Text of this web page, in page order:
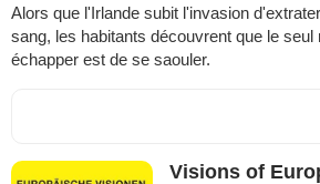
Alors que l'Irlande subit l'invasion
sang, les habitants découvrent que le seul
échapper est de se saouler.
Visions of